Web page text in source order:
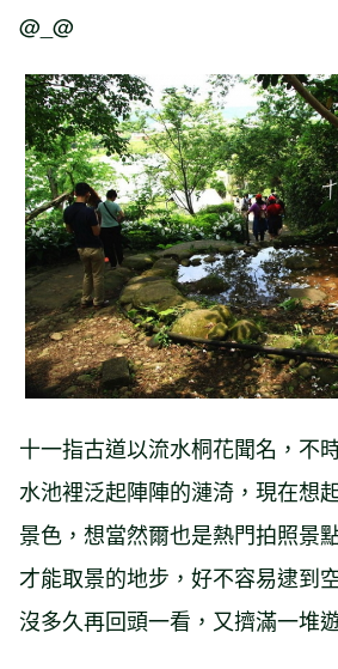
@_@
十一指古道以流水桐花聞名，不
水池裡泛起陣陣的漣渏，現在想
景色，想當然爾也是熱門拍照景
才能取景的地步，好不容易逮到
沒多久再回頭一看，又擠滿一堆